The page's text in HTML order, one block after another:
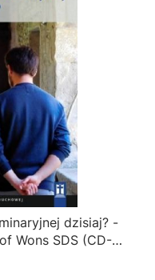
dzisiaj? -
Wons SDS (CD-